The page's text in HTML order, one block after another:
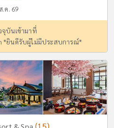
.ค. 69
บันเข้ามาที่
*ยินดีรับผู้ไม่มีประสบการณ์*
(15)